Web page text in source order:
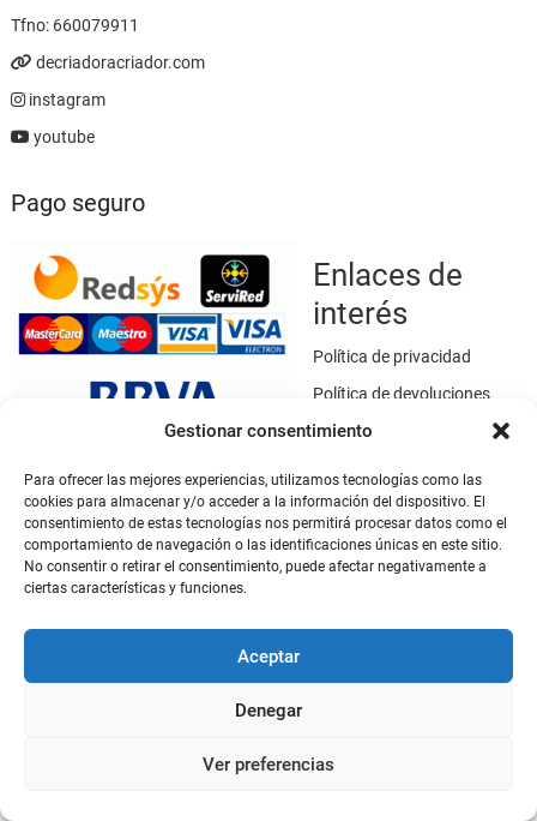
Gestionar consentimiento
Para ofrecer las mejores experiencias, utilizamos tecnologías como las
cookies para almacenar y/o acceder a la información del dispositivo. El
consentimiento de estas tecnologías nos permitirá procesar datos como el
comportamiento de navegación o las identificaciones únicas en este sitio.
No consentir o retirar el consentimiento, puede afectar negativamente a
ciertas características y funciones.
Aceptar
Denegar
Ver preferencias
Tfno: 660079911
decriadoracriador.com
instagram
youtube
Pago seguro
Enlaces de
interés
Política de privacidad
Política de devoluciones
Política de cookies
Aviso legal
Este sitio web utiliza SSL / TLS como medio de seguridad para el
cifrado de datos.
Mi cuenta
Mi cuenta